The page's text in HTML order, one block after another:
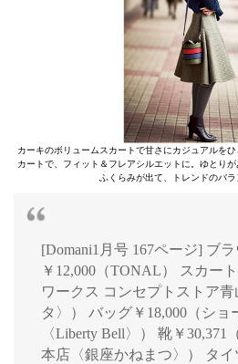
カーキのボリュームスカートで甘さにカジュアルを
カートで、フィット＆フレアシルエットに。ゆとり
ふくらみが出て、トレンドのバラ
[Domani1月号 167ページ] ブラ
￥12,000（TONAL） スカー
ワークス コンセプトストア
タ〉） バッグ￥18,000（シ
〈Liberty Bell〉） 靴￥30,371
本店〈銀座かねまつ〉） タイ